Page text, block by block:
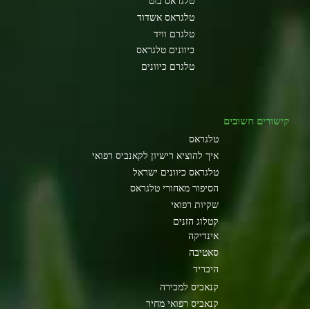
טלגראס אשדוד
טלגרם וויד
כיוונים טלגראס
טלגרם כיוונים
קישורים חשובים
טלגראס
איך להוציא רישיון לקאנביס רפואי
טלגראס כיוונים ישראל
הסיפור מאחורי טלגראס
שקיות רפואי
קטלוג הזנים
אינדיקה
סאטיבה
היבריד
קנאביס למכירה
קנאביס רפואי מחיר